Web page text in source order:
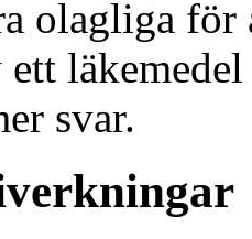
olagliga
svar.